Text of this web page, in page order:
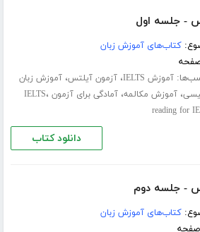
- جلسه اول
کتاب‌های آموزش زبان
آموزش IELTS ،آزمون آیلتس،آموزش زبان
،آموزش مکالمه،آمادگی برای آزمون IELTS ،
reading for
دانلود کتاب
- جلسه دوم
کتاب‌های آموزش زبان